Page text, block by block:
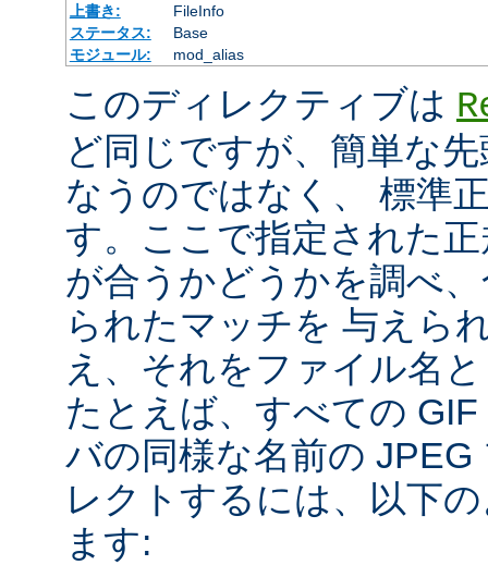
上書き:
FileInfo
ステータス:
Base
モジュール:
mod_alias
このディレクティブは
ど同じですが、簡単な
なうのではなく、 標準
す。ここで指定された
が合うかどうかを調べ
られたマッチを 与えら
え、それをファイル名
たとえば、すべての
バの同様な名前の
レクトするには、以下
ます: